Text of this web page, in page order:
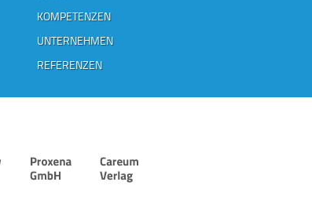
KOMPETENZEN
UNTERNEHMEN
REFERENZEN